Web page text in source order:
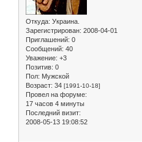
Откуда: Украина.
Зарегистрирован: 2008-04-01
Приглашений: 0
Сообщений: 40
Уважение: +3
Позитив: 0
Пол: Мужской
Возраст: 34 [1991-10-18]
Провел на форуме:
17 часов 4 минуты
Последний визит:
2008-05-13 19:08:52